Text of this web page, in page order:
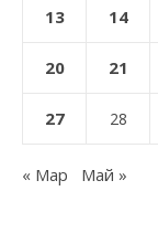
13 14
20 21
27 28
« Мар Май »